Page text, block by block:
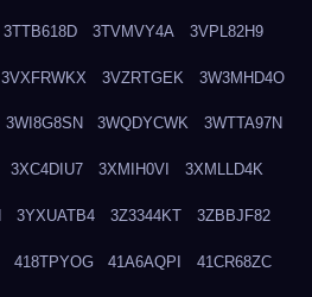
3TTB618D 3TVMVY4A 3VPL82H9
3VXFRWKX 3VZRTGEK 3W3MHD4O
3WI8G8SN 3WQDYCWK 3WTTA97N
3XC4DIU7 3XMIH0VI 3XMLLD4K
3YXUATB4 3Z3344KT 3ZBBJF82
418TPYOG 41A6AQPI 41CR68ZC